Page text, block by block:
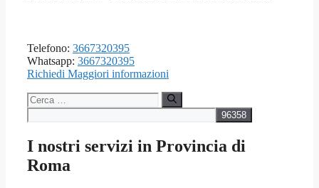
Telefono: 3667320395
Whatsapp: 3667320395
Richiedi Maggiori informazioni
Ricerca
per:
I nostri servizi in Provincia di
Roma